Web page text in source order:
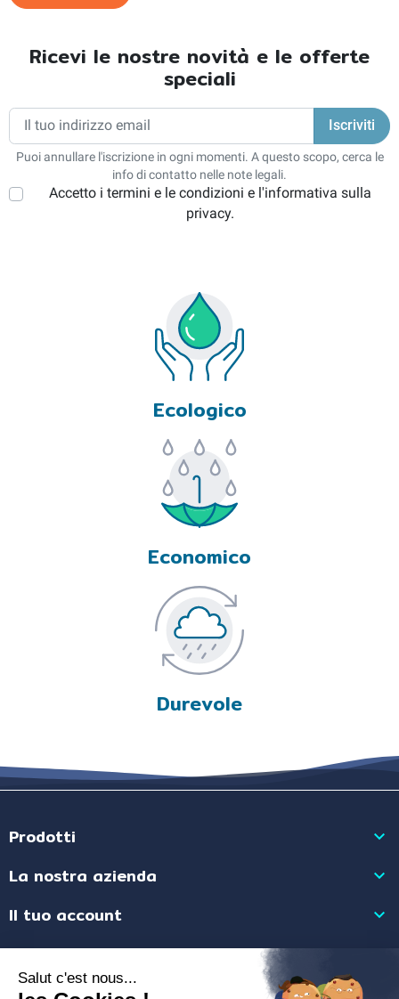
Ricevi le nostre novità e le offerte
speciali
Puoi annullare l'iscrizione in ogni momenti. A questo scopo, cerca le
info di contatto nelle note legali.
Accetto i termini e le condizioni e l'informativa sulla
privacy.
Ecologico
Economico
Durevole
Prodotti 
La nostra azienda 
Il tuo account 
Informazioni negozio
Mercante approvato dalla Società Recensioni Garantite,clicca qui per